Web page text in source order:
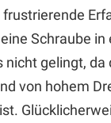
Schraube in
nicht gelingt, da
von hohem